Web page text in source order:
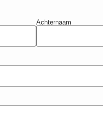
Achternaam